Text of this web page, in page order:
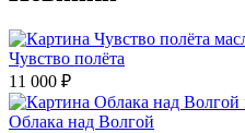
Чувство полёта
11 000 ₽
Облака над Волгой